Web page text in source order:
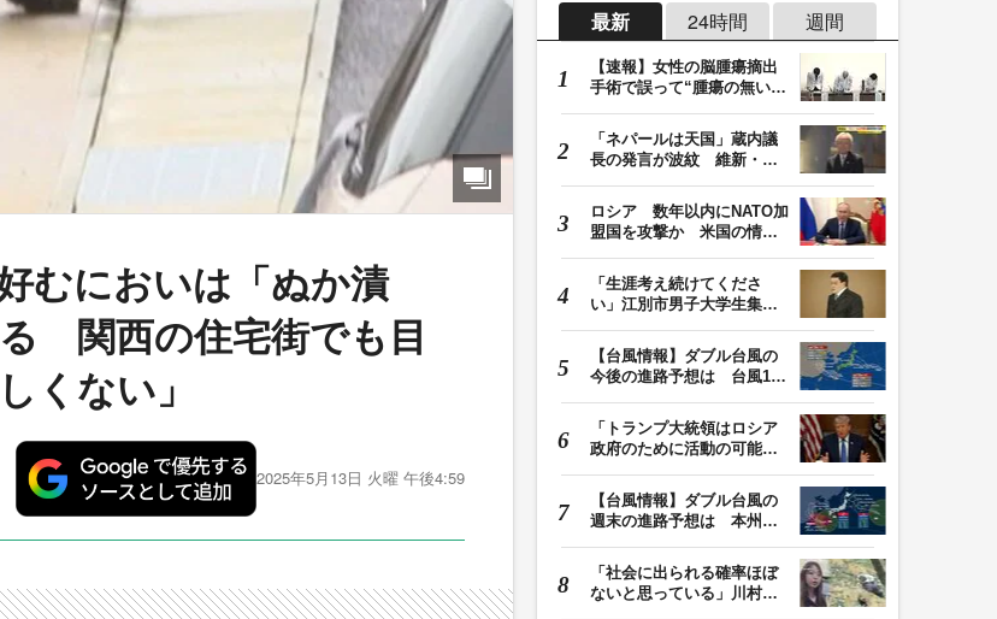
むにおいは「ぬか漬
関西の住宅街でも目
くない」
2025年5月13日 火曜 午後4:59
最新 24時間 週間
【速報】女性の脳腫瘍摘出
手術で誤って“腫瘍の無い部
「ネパールは天国」蔵内議
長の発言が波紋 維新・吉
ロシア 数年以内にNATO加
盟国を攻撃か 米国の情報
「生涯考え続けてくださ
い」江別市男子大学生集団
【台風情報】ダブル台風の
今後の進路予想は 台風13
「トランプ大統領はロシア
政府のために活動の可能
【台風情報】ダブル台風の
週末の進路予想は 本州は
「社会に出られる確率ほぼ
ないと思っている」川村葉